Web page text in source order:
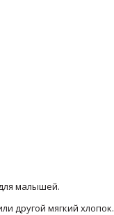
малышей.
другой мягкий хлопок.